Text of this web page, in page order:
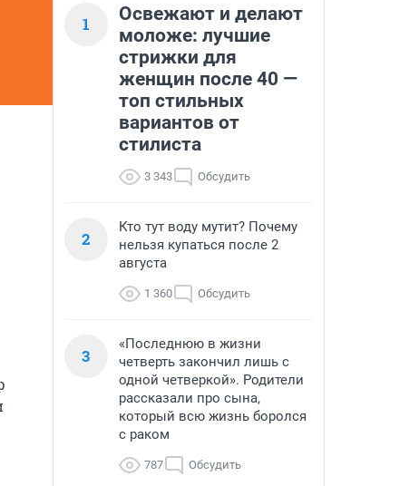
1
Освежают и делают
моложе: лучшие
стрижки для
женщин после 40 —
топ стильных
вариантов от
стилиста
3 343 Обсудить
2
Кто тут воду мутит? Почему
нельзя купаться после 2
августа
1 360 Обсудить
3
«Последнюю в жизни
четверть закончил лишь с
одной четверкой». Родители
рассказали про сына,
который всю жизнь боролся
с раком
787 Обсудить